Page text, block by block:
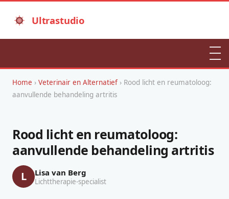
Ultrastudio
Home › Veterinair en Alternatief › Rood licht en reumatoloog:
aanvullende behandeling artritis
Rood licht en reumatoloog:
aanvullende behandeling artritis
L Lisa van Berg
Lichttherapie-specialist